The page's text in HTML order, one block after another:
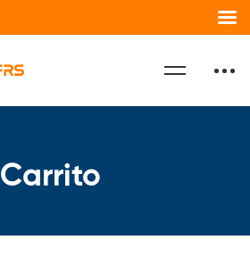
Carrito